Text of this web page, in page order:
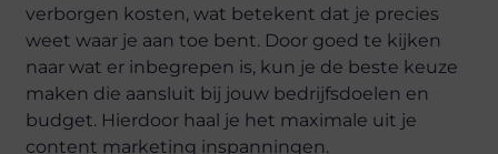
verborgen kosten, wat betekent dat je precies
weet waar je aan toe bent. Door goed te kijken
naar wat er inbegrepen is, kun je de beste keuze
maken die aansluit bij jouw bedrijfsdoelen en
budget. Hierdoor haal je het maximale uit je
content marketing inspanningen.